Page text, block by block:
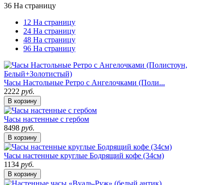
36 На страницу
12 На страницу
24 На страницу
48 На страницу
96 На страницу
Часы Настольные Ретро с Ангелочками (Поли...
2222 руб.
В корзину
Часы настенные с гербом
8498 руб.
В корзину
Часы настенные круглые Бодрящий кофе (34см)
1134 руб.
В корзину